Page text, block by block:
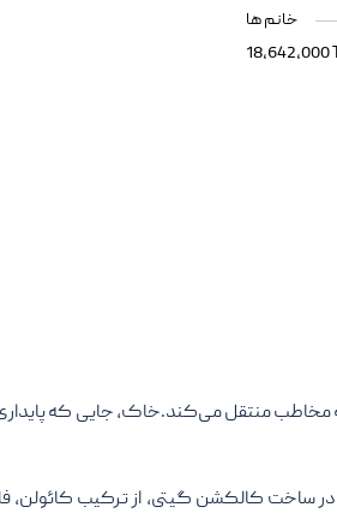
خانم ها
18,642,000
منتقل می‌کند.خاک، جایی که پایداری
از پخت در دمای بیش از 1200 درجه سانتی‌گراد تولید می‌شود. در ساخت کالکشن گیتی، از